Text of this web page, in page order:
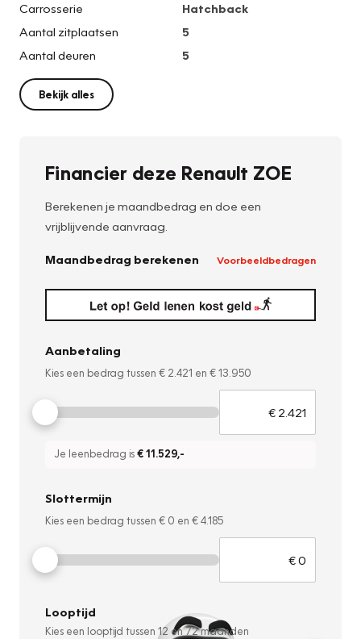
Carrosserie
Hatchback
Aantal zitplaatsen
5
Aantal deuren
5
Bekijk alles
Financier deze Renault ZOE
Berekenen je maandbedrag en doe een
vrijblijvende aanvraag.
Maandbedrag berekenen Voorbeeldbedragen
Aanbetaling
Kies een bedrag tussen € 2.421 en € 13.950
Je leenbedrag is€ 11.529,-
Slottermijn
Kies een bedrag tussen € 0 en € 4.185
Looptijd
Kies een looptijd tussen 12 en72maanden